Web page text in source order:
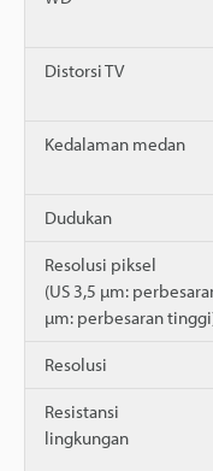
Distorsi TV
Kedalaman medan
Dudukan
Resolusi piksel
(US 3,5 µm:
µm: perbesaran
Resolusi
Resistansi
lingkungan